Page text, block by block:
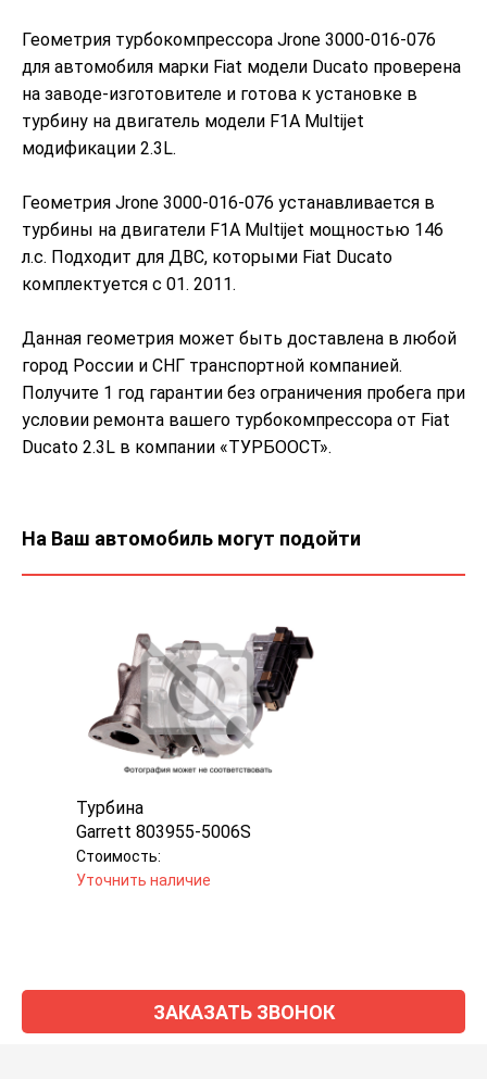
Геометрия турбокомпрессора Jrone 3000-016-076
для автомобиля марки Fiat модели Ducato проверена
на заводе-изготовителе и готова к установке в
турбину на двигатель модели F1A Multijet
модификации 2.3L.
Геометрия Jrone 3000-016-076 устанавливается в
турбины на двигатели F1A Multijet мощностью 146
л.с. Подходит для ДВС, которыми Fiat Ducato
комплектуется с 01. 2011.
Данная геометрия может быть доставлена в любой
город России и СНГ транспортной компанией.
Получите 1 год гарантии без ограничения пробега при
условии ремонта вашего турбокомпрессора от Fiat
Ducato 2.3L в компании «ТУРБООСТ».
На Ваш автомобиль могут подойти
Турбина
Garrett 803955-5006S
Стоимость:
Уточнить наличие
ЗАКАЗАТЬ ЗВОНОК